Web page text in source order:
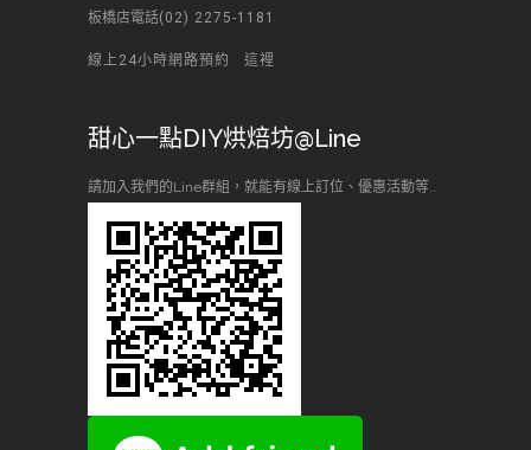
板橋店電話(02) 2275-1181
線上24小時網路預約 這裡
甜心一點DIY烘焙坊@Line
請加入我們的Line群組，就能有線上訂位、優惠活動等..